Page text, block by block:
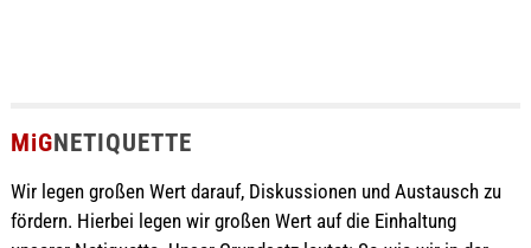
MiGNETIQUETTE
Wir legen großen Wert darauf, Diskussionen und Austausch zu
fördern. Hierbei legen wir großen Wert auf die Einhaltung